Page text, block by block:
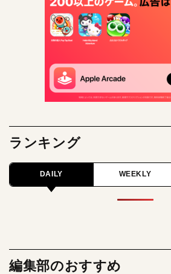
ランキング
DAILY WEEKLY
編集部のおすすめ